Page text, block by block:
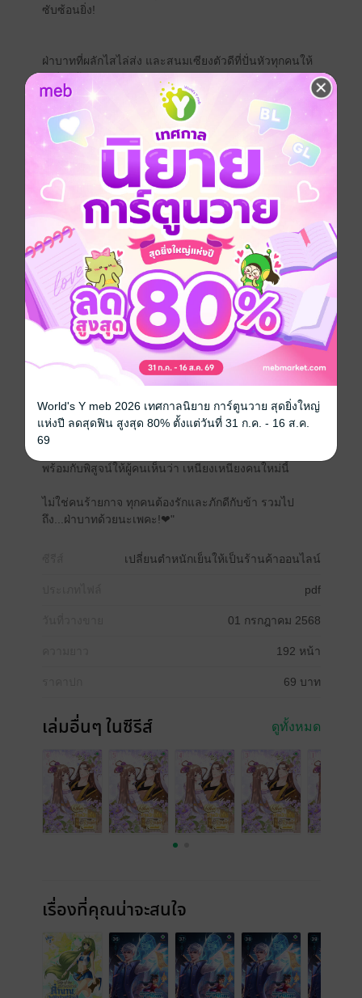
ซับซ้อนยิ่ง!
ฝ่าบาทที่ผลักไสไล่ส่ง และสนมเซียงตัวดีที่ปั่นหัวทุกคนให้
เกลียดข้า
ไหนจะบ่าวที่หาว่าข้าใจร้ายเป็นยักษ์ กล่าวหาว่าข้าชอบ
วางอำนาจบาตรใหญ่!
ถึงได้มีจุดจบที่ตำหนักเย็นแห่งนี้
หนำซ้ำยังไม่มีเงินซักแดงให้ใช้!! จะบ้าตาย…
อดีตนักธุรกิจรับไม่ได้! เพราะ “ความจนน่ากลัวกว่าความ
ตาย ข้าอยากรวยยยย!”
สิ้นสุดเสียงนี้…เธอก็ได้พบกับ “ระบบอีคอมเมิร์ซโบราณ”
ที่สามารถเลือกสิ่งของมาขายในวังหลวงได้!
คราวนี้ละ...ข้าจะขายของและสร้างเนื้อสร้างตัวอีกครั้ง
ใครจะเกลียดข้าหรือจ้องจะปองร้ายจะได้เห็นดีกันแน่!
ภารกิจตอนนี้คือ รวย รวย รวย!!
พร้อมกับพิสูจน์ให้ผู้คนเห็นว่า เหนียงเหนียงคนใหม่นี้
ไม่ใช่คนร้ายกาจ ทุกคนต้องรักและภักดีกับข้า รวมไป
ถึง...ฝ่าบาทด้วยนะเพคะ!❤"
เปลี่ยนตำหนักเย็นให้เป็นร้านค้าออนไลน์
pdf
01 กรกฎาคม 2568
192 หน้า
69 บาท
เล่มอื่นๆ ในซีรีส์ ดูทั้งหมด
เรื่องที่คุณน่าจะสนใจ
World's Y meb 2026 เทศกาลนิยาย การ์ตูนวาย สุดยิ่งใหญ่
แห่งปี ลดสุดฟิน สูงสุด 80% ตั้งแต่วันที่ 31 ก.ค. - 16 ส.ค.
69